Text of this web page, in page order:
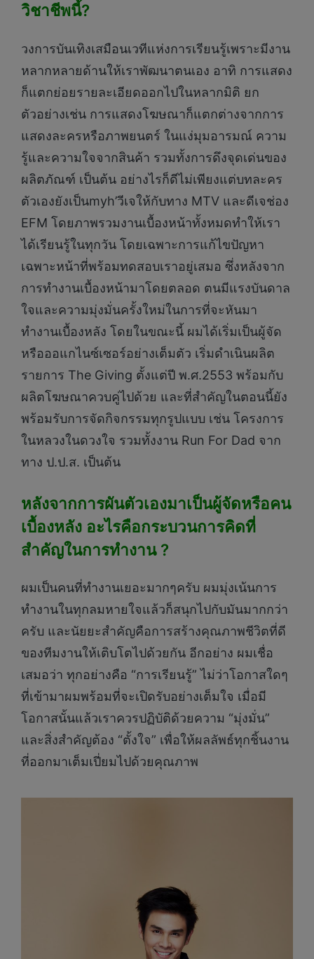
วิชาชีพนี้?
วงการบันเทิงเสมือนเวทีแห่งการเรียนรู้เพราะมีงาน
หลากหลายด้านให้เราพัฒนาตนเอง อาทิ การแสดง
ก็แตกย่อยรายละเอียดออกไปในหลากมิติ ยก
ตัวอย่างเช่น การแสดงโฆษณาก็แตกต่างจากการ
แสดงละครหรือภาพยนตร์ ในแง่มุมอารมณ์ ความ
รู้และความใจจากสินค้า รวมทั้งการดึงจุดเด่นของ
ผลิตภัณฑ์ เป็นต้น อย่างไรก็ดีไม่เพียงแต่บทละคร
ตัวเองยังเป็นmyh’วีเจให้กับทาง MTV และดีเจช่อง
EFM โดยภาพรวมงานเบื้องหน้าทั้งหมดทำให้เรา
ได้เรียนรู้ในทุกวัน โดยเฉพาะการแก้ไขปัญหา
เฉพาะหน้าที่พร้อมทดสอบเราอยู่เสมอ ซึ่งหลังจาก
การทำงานเบื้องหน้ามาโดยตลอด ตนมีแรงบันดาล
ใจและความมุ่งมั่นครั้งใหม่ในการที่จะหันมา
ทำงานเบื้องหลัง โดยในขณะนี้ ผมได้เริ่มเป็นผู้จัด
หรือออแกไนซ์เซอร์อย่างเต็มตัว เริ่มดำเนินผลิต
รายการ The Giving ตั้งแต่ปี พ.ศ.2553 พร้อมกับ
ผลิตโฆษณาควบคู่ไปด้วย และที่สำคัญในตอนนี้ยัง
พร้อมรับการจัดกิจกรรมทุกรูปแบบ เช่น โครงการ
ในหลวงในดวงใจ รวมทั้งงาน Run For Dad จาก
ทาง ป.ป.ส. เป็นต้น
หลังจากการผันตัวเองมาเป็นผู้จัดหรือคน
เบื้องหลัง อะไรคือกระบวนการคิดที่
สำคัญในการทำงาน ?
ผมเป็นคนที่ทำงานเยอะมากๆครับ ผมมุ่งเน้นการ
ทำงานในทุกลมหายใจแล้วก็สนุกไปกับมันมากกว่า
ครับ และนัยยะสำคัญคือการสร้างคุณภาพชีวิตที่ดี
ของทีมงานให้เติบโตไปด้วยกัน อีกอย่าง ผมเชื่อ
เสมอว่า ทุกอย่างคือ “การเรียนรู้” ไม่ว่าโอกาสใดๆ
ที่เข้ามาผมพร้อมที่จะเปิดรับอย่างเต็มใจ เมื่อมี
โอกาสนั้นแล้วเราควรปฏิบัติด้วยความ “มุ่งมั่น”
และสิ่งสำคัญต้อง “ตั้งใจ” เพื่อให้ผลลัพธ์ทุกชิ้นงาน
ที่ออกมาเต็มเปี่ยมไปด้วยคุณภาพ